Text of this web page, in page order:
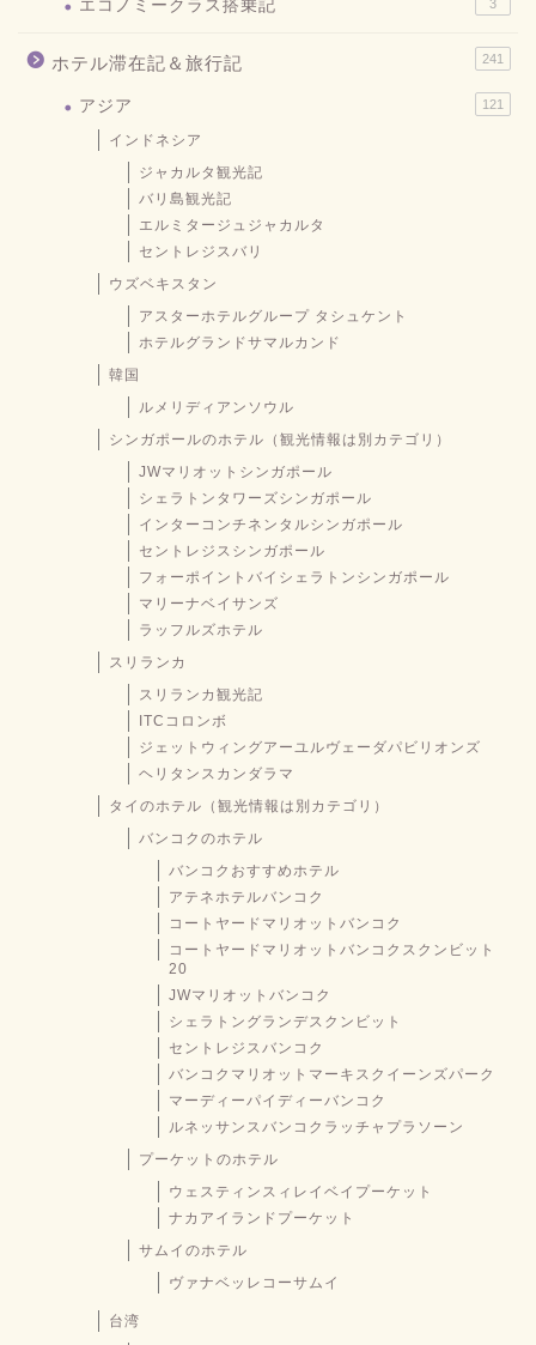
エコノミークラス搭乗記 3
ホテル滞在記＆旅行記 241
アジア 121
インドネシア
ジャカルタ観光記
バリ島観光記
エルミタージュジャカルタ
セントレジスバリ
ウズベキスタン
アスターホテルグループ タシュケント
ホテルグランドサマルカンド
韓国
ルメリディアンソウル
シンガポールのホテル（観光情報は別カテゴリ）
JWマリオットシンガポール
シェラトンタワーズシンガポール
インターコンチネンタルシンガポール
セントレジスシンガポール
フォーポイントバイシェラトンシンガポール
マリーナベイサンズ
ラッフルズホテル
スリランカ
スリランカ観光記
ITCコロンボ
ジェットウィングアーユルヴェーダパビリオンズ
ヘリタンスカンダラマ
タイのホテル（観光情報は別カテゴリ）
バンコクのホテル
バンコクおすすめホテル
アテネホテルバンコク
コートヤードマリオットバンコク
コートヤードマリオットバンコクスクンビット
20
JWマリオットバンコク
シェラトングランデスクンビット
セントレジスバンコク
バンコクマリオットマーキスクイーンズパーク
マーディーパイディーバンコク
ルネッサンスバンコクラッチャプラソーン
プーケットのホテル
ウェスティンスィレイベイプーケット
ナカアイランドプーケット
サムイのホテル
ヴァナベッレコーサムイ
台湾